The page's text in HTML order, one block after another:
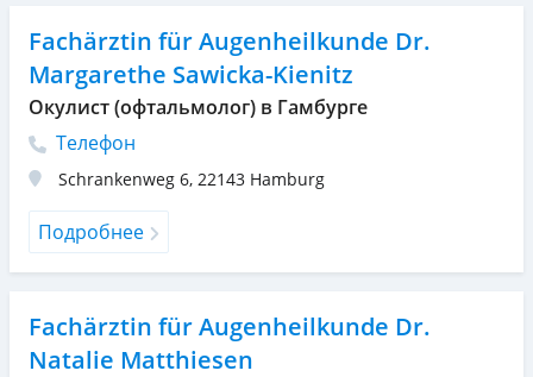
Fachärztin für Augenheilkunde Dr.
Margarethe Sawicka-Kienitz
Окулист (офтальмолог) в Гамбурге
Телефон
Schrankenweg 6, 22143 Hamburg
Подробнее
Fachärztin für Augenheilkunde Dr.
Natalie Matthiesen